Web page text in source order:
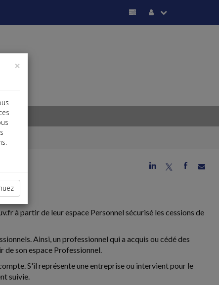
j a b
à partir de leur espace Personnel sécurisé les cessions de
Ainsi, un professionnel qui a acquis ou cédé des
de son espace Professionnel.
S'il représente une entreprise ou intervient pour le
suivie.
×